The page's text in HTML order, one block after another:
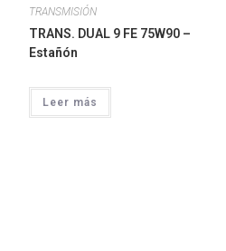
TRANSMISIÓN
TRANS. DUAL 9 FE 75W90 –
Estañón
Leer más